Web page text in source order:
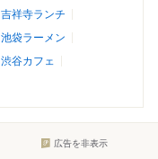
吉祥寺ランチ
池袋ラーメン
渋谷カフェ
広告を非表示